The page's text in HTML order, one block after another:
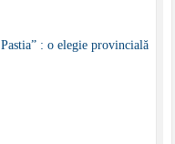
: o elegie provincială